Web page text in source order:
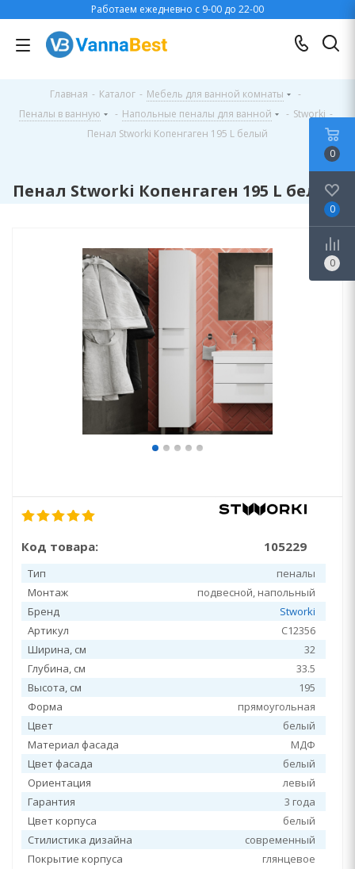
Работаем ежедневно с 9-00 до 22-00
Главная - Каталог - Мебель для ванной комнаты
-
Пеналы в ванную
- Напольные пеналы для ванной - Stworki -
Пенал Stworki Копенгаген 195 L белый
Пенал Stworki Копенгаген 195 L белый
Код товара: 105229
Тип
пеналы
Монтаж
подвесной, напольный
Бренд
Stworki
Артикул
С12356
Ширина, см
32
Глубина, см
33.5
Высота, см
195
Форма
прямоугольная
Цвет
белый
Материал фасада
МДФ
Цвет фасада
белый
Ориентация
левый
Гарантия
3 года
Цвет корпуса
белый
Стилистика дизайна
современный
Покрытие корпуса
глянцевое
0
0
0